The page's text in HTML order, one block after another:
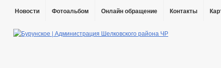
Новости Фотоальбом Онлайн обращение Контакты